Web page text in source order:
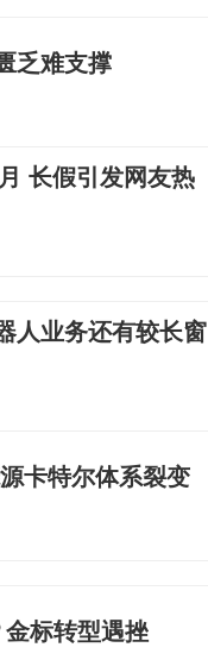
乏难支撑
长假引发网友热
人业务还有较长窗
卡特尔体系裂变
标转型遇挫